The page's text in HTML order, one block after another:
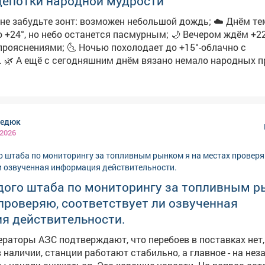
зонт: возможен небольшой дождь; ☁️ Днём температура
небо останется пасмурным; 🌙 Вечером ждём +22° и
похолодает до +15°-облачно с
осень будет тёплой и сухой; ➖Увидели радугу-ждите
затяжным
посеять укроп-по поверью, зиму проживёте без простуд. 👀
работают ли погодные «предсказания».
штаба по мониторингу за топливным
соответствует ли озвученная
действительности.
АЗС подтверждают, что перебоев в поставках
наличии, станции работают стабильно, а главное - на